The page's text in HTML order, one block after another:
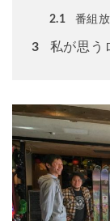
2.1 番組
3 私が思う